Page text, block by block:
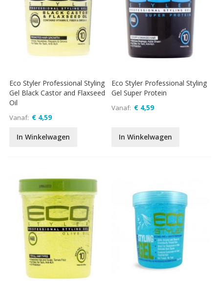
Eco Styler Professional Styling
Gel Black Castor and Flaxseed
Oil
Vanaf € 4,59
In Winkelwagen
Eco Styler Professional Styling
Gel Super Protein
Vanaf € 4,59
In Winkelwagen